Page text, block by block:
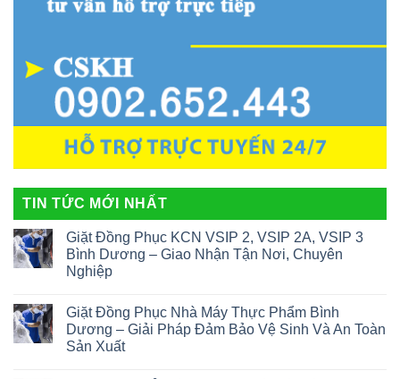
TIN TỨC MỚI NHẤT
Giặt Đồng Phục KCN VSIP 2, VSIP 2A, VSIP 3
Bình Dương – Giao Nhận Tận Nơi, Chuyên
Nghiệp
Giặt Đồng Phục Nhà Máy Thực Phẩm Bình
Dương – Giải Pháp Đảm Bảo Vệ Sinh Và An Toàn
Sản Xuất